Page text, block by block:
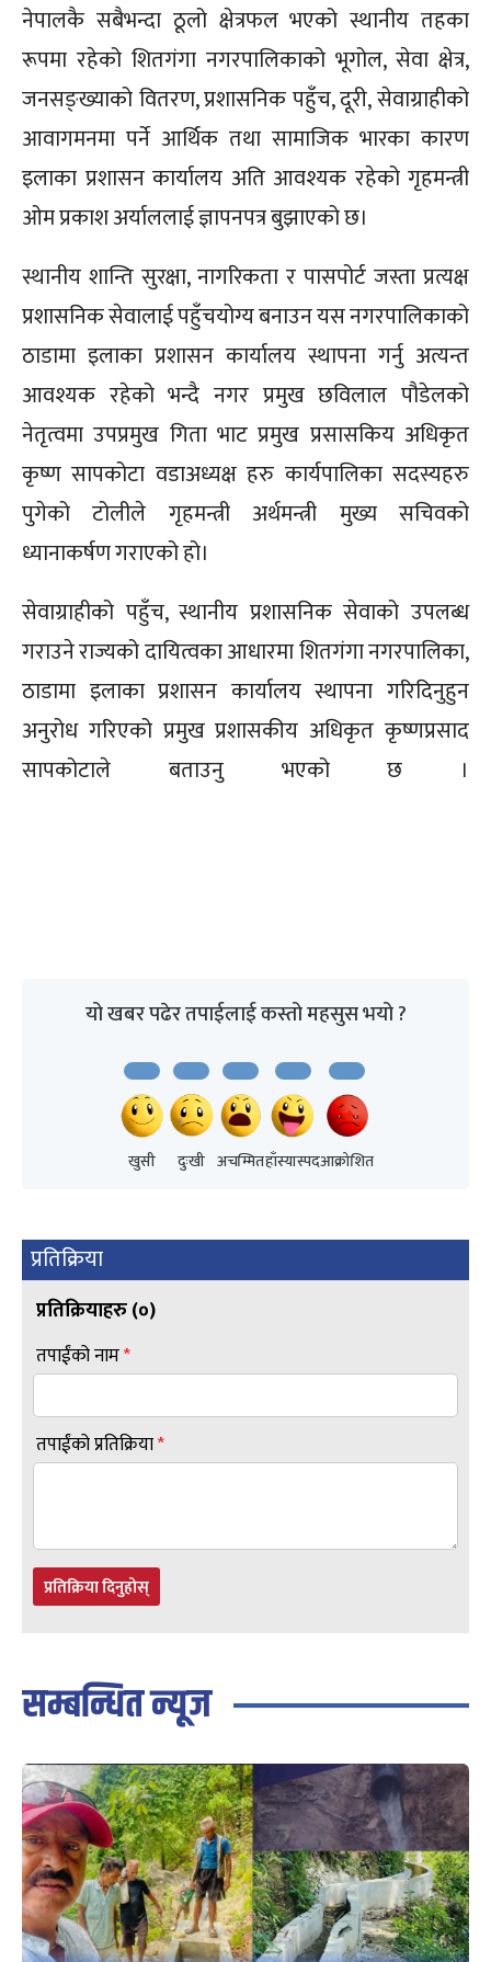
नेपालकै सबैभन्दा ठूलो क्षेत्रफल भएको स्थानीय तहका
रूपमा रहेको शितगंगा नगरपालिकाको भूगोल, सेवा क्षेत्र,
जनसङ्ख्याको वितरण, प्रशासनिक पहुँच, दूरी, सेवाग्राहीको
आवागमनमा पर्ने आर्थिक तथा सामाजिक भारका कारण
इलाका प्रशासन कार्यालय अति आवश्यक रहेको गृहमन्त्री
ओम प्रकाश अर्याललाई ज्ञापनपत्र बुझाएको छ।
स्थानीय शान्ति सुरक्षा, नागरिकता र पासपोर्ट जस्ता प्रत्यक्ष
प्रशासनिक सेवालाई पहुँचयोग्य बनाउन यस नगरपालिकाको
ठाडामा इलाका प्रशासन कार्यालय स्थापना गर्नु अत्यन्त
आवश्यक रहेको भन्दै नगर प्रमुख छविलाल पौडेलको
नेतृत्वमा उपप्रमुख गिता भाट प्रमुख प्रसासकिय अधिकृत
कृष्ण सापकोटा वडाअध्यक्ष हरु कार्यपालिका सदस्यहरु
पुगेको टोलीले गृहमन्त्री अर्थमन्त्री मुख्य सचिवको
ध्यानाकर्षण गराएको हो।
सेवाग्राहीको पहुँच, स्थानीय प्रशासनिक सेवाको उपलब्ध
गराउने राज्यको दायित्वका आधारमा शितगंगा नगरपालिका,
ठाडामा इलाका प्रशासन कार्यालय स्थापना गरिदिनुहुन
अनुरोध गरिएको प्रमुख प्रशासकीय अधिकृत कृष्णप्रसाद
सापकोटाले बताउनु भएको छ ।
यो खबर पढेर तपाईलाई कस्तो महसुस भयो ?
खुसी दुःखी अचम्मितहाँस्यास्पदआक्रोशित
प्रतिक्रिया
प्रतिक्रियाहरु (०)
तपाईंको नाम*
तपाईंको प्रतिक्रिया*
प्रतिक्रिया दिनुहोस्
सम्बन्धित न्यूज